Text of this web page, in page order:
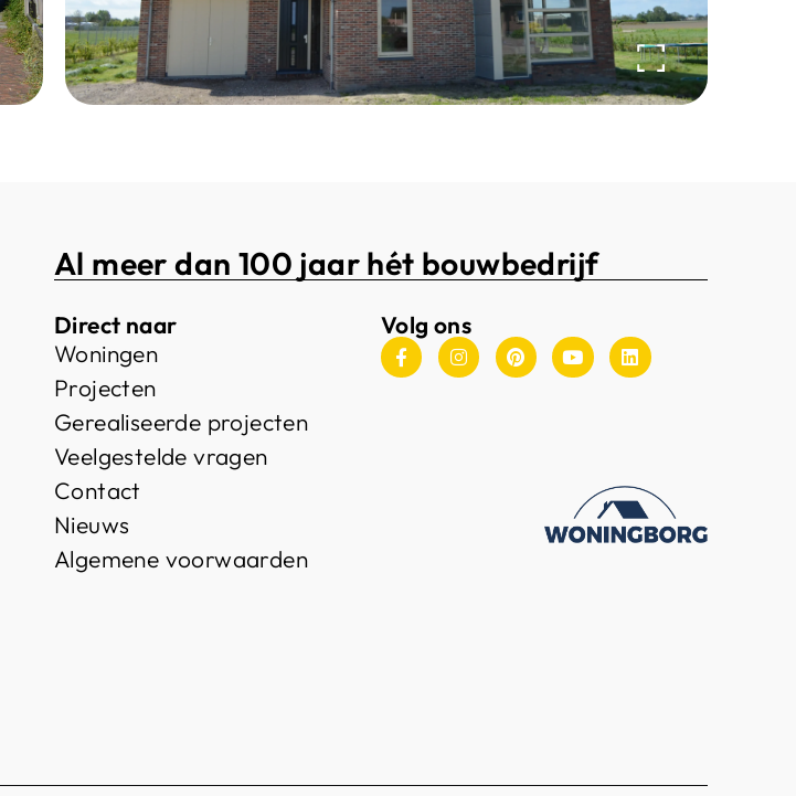
Al meer dan 100 jaar hét bouwbedrijf
Direct naar
Woningen
Projecten
Gerealiseerde projecten
Veelgestelde vragen
Contact
Nieuws
Algemene voorwaarden
Volg ons